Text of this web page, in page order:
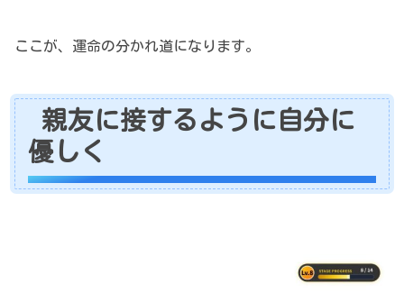
ここが、運命の分かれ道になります。
親友に接するように自分に
優しく